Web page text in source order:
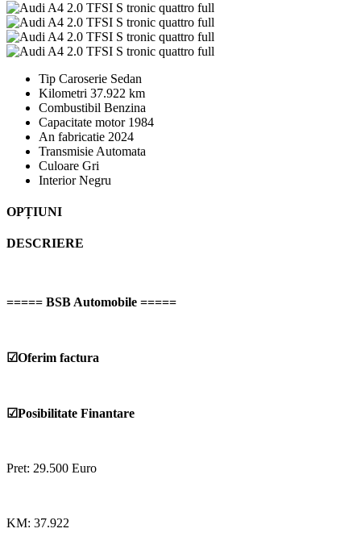
Tip Caroserie Sedan
Kilometri 37.922 km
Combustibil Benzina
Capacitate motor 1984
An fabricatie 2024
Transmisie Automata
Culoare Gri
InteriorNegru
OPȚIUNI
DESCRIERE
===== BSB Automobile =====
☑Oferim factura
☑Posibilitate Finantare
Pret: 29.500 Euro
KM: 37.922